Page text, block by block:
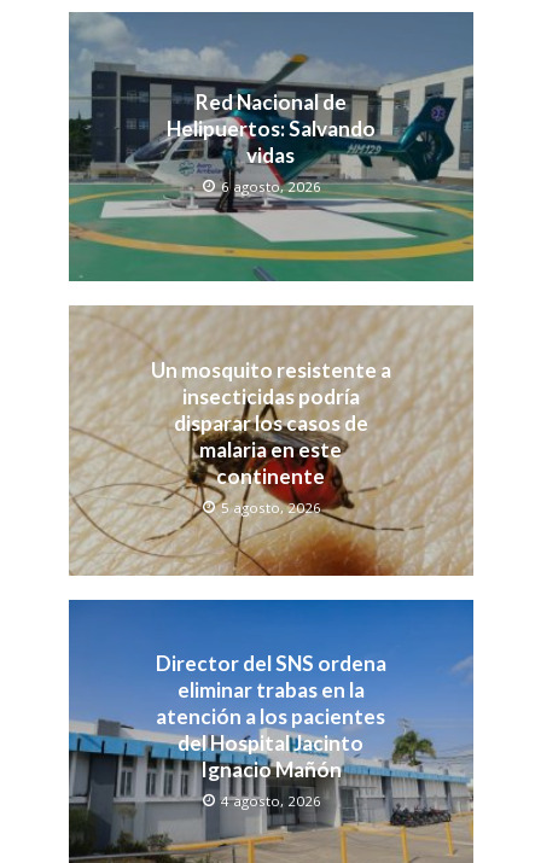
Red Nacional de
Helipuertos: Salvando
vidas
6 agosto, 2026
Un mosquito resistente a
insecticidas podría
disparar los casos de
malaria en este
continente
5 agosto, 2026
Director del SNS ordena
eliminar trabas en la
atención a los pacientes
del Hospital Jacinto
Ignacio Mañón
4 agosto, 2026